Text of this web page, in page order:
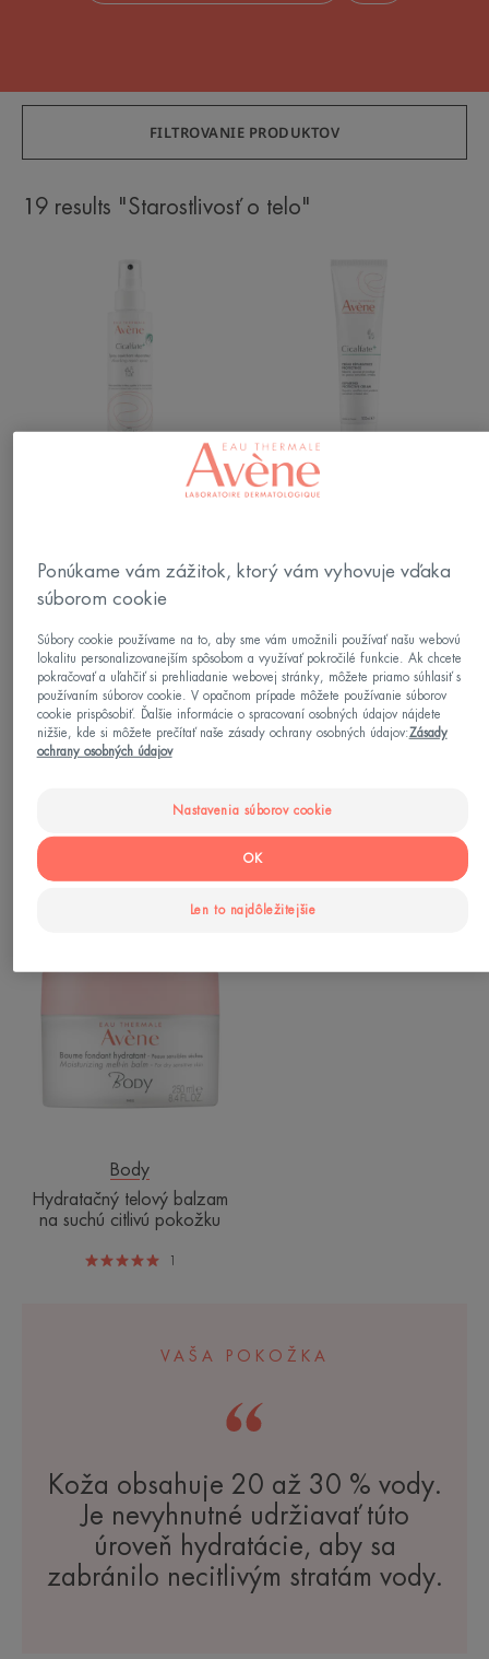
FILTROVANIE PRODUKTOV
19 results "Starostlivosť o telo"
sprej
krém
obnovujúci
bariérový
krém
na
ruky
Cicalfate
obnovujúci bariérový krém
na ruky
cream
krém
Rad krémov Cold Cream
telový
na
suchú
citlivú
pokožku
Body
Hydratačný telový balzam
na suchú citlivú pokožku
1
VAŠA POKOŽKA
Koža obsahuje 20 až 30 % vody.
Je nevyhnutné udržiavať túto
úroveň hydratácie, aby sa
zabránilo necitlivým stratám vody.
Ponúkame vám zážitok, ktorý vám vyhovuje vďaka
súborom cookie
Súbory cookie používame na to, aby sme vám umožnili používať našu webovú
lokalitu personalizovanejším spôsobom a využívať pokročilé funkcie. Ak chcete
pokračovať a uľahčiť si prehliadanie webovej stránky, môžete priamo súhlasiť s
používaním súborov cookie. V opačnom prípade môžete používanie súborov
cookie prispôsobiť. Ďalšie informácie o spracovaní osobných údajov nájdete
nižšie, kde si môžete prečítať naše zásady ochrany osobných údajov:Zásady
ochrany osobných údajov
Nastavenia súborov cookie
Len to najdôležitejšie
OK